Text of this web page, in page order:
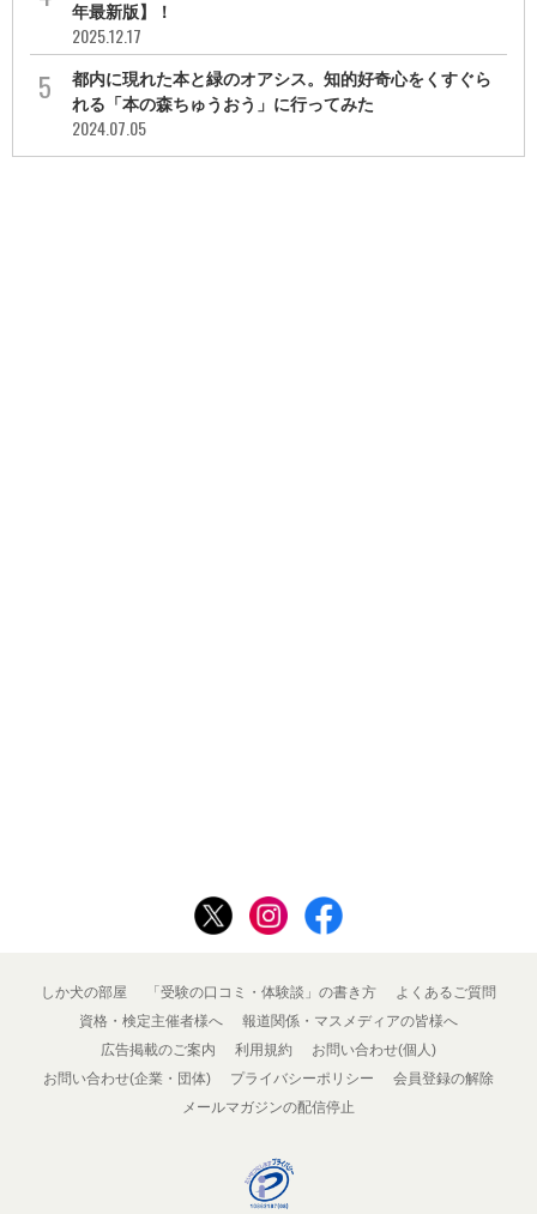
年最新版】！
2025.12.17
都内に現れた本と緑のオアシス。知的好奇心をくすぐら
れる「本の森ちゅうおう」に行ってみた
2024.07.05
しか犬の部屋 「受験の口コミ・体験談」の書き方
よくあるご質問
資格・検定主催者様へ
報道関係・マスメディアの皆様へ
広告掲載のご案内
利用規約
お問い合わせ(個人)
お問い合わせ(企業・団体)
プライバシーポリシー
会員登録の解除
メールマガジンの配信停止